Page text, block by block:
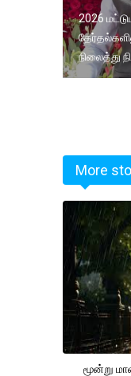
2026
நிலைத்து
More
மூன்று